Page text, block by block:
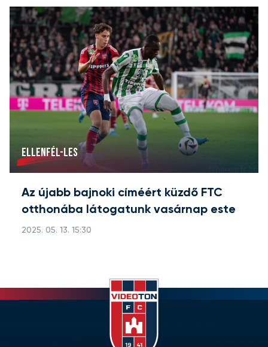
ELLENFÉL-LES
Az újabb bajnoki címéért küzdő FTC
otthonába látogatunk vasárnap este
2025. 05. 13. 15:30